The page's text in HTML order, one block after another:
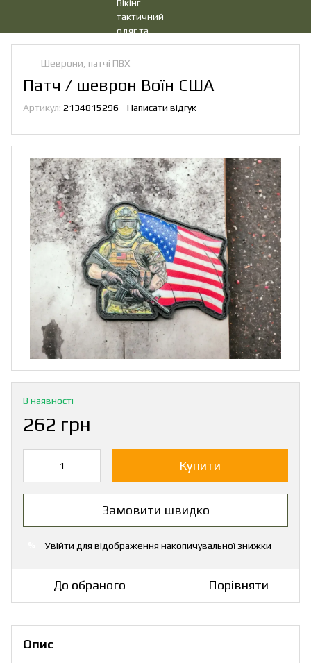
Шеврони, патчі ПВХ
Патч / шеврон Воїн США
Артикул: 2134815296 Написати відгук
В наявності
262 грн
Купити
Замовити швидко
Увійти для відображення накопичувальної знижки
До обраного Порівняти
Опис